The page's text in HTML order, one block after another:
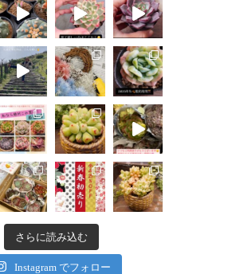
さらに読み込む
Instagram でフォロー